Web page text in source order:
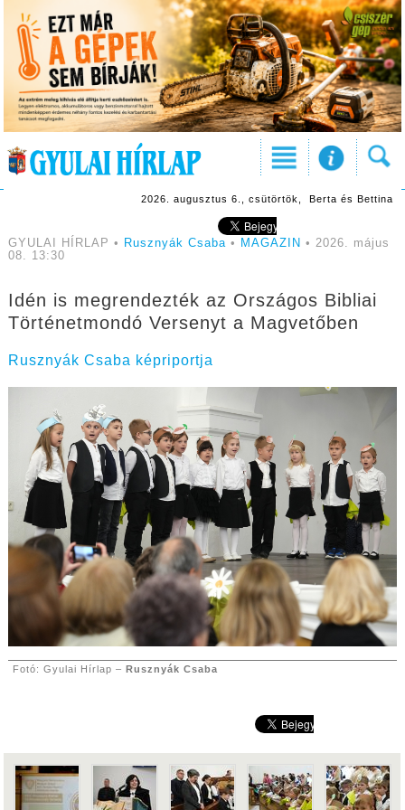
2026. augusztus 6., csütörtök, Berta és Bettina
GYULAI HÍRLAP • Rusznyák Csaba• MAGAZIN • 2026. május
08. 13:30
Idén is megrendezték az Országos Bibliai
Történetmondó Versenyt a Magvetőben
Rusznyák Csaba képriportja
Fotó: Gyulai Hírlap – Rusznyák Csaba